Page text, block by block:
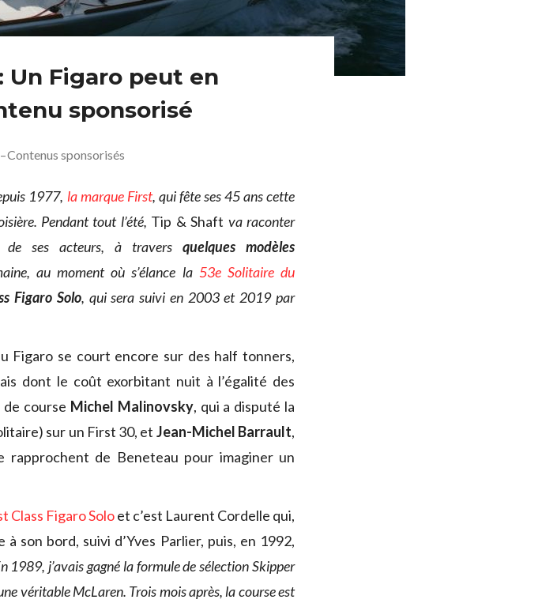
Un Figaro peut en
sponsorisé
–Contenus sponsorisés
1977, la marque First, qui fête ses 45 ans cette
Pendant tout l’été, Tip & Shaft va raconter
de ses acteurs, à travers quelques modèles
au moment où s’élance la 53e Solitaire du
Figaro Solo, qui sera suivi en 2003 et 2019 par
Figaro se court encore sur des half tonners,
dont le coût exorbitant nuit à l’égalité des
course Michel Malinovsky, qui a disputé la
sur un First 30, et Jean-Michel Barrault,
rapprochent de Beneteau pour imaginer un
Class Figaro Soloet c’est Laurent Cordelle qui,
son bord, suivi d’Yves Parlier, puis, en 1992,
1989, j’avais gagné la formule de sélection Skipper
véritable McLaren. Trois mois après, la course est